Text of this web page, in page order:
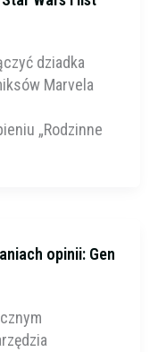
dziadka
Marvela
„Rodzinne
opinii: Gen